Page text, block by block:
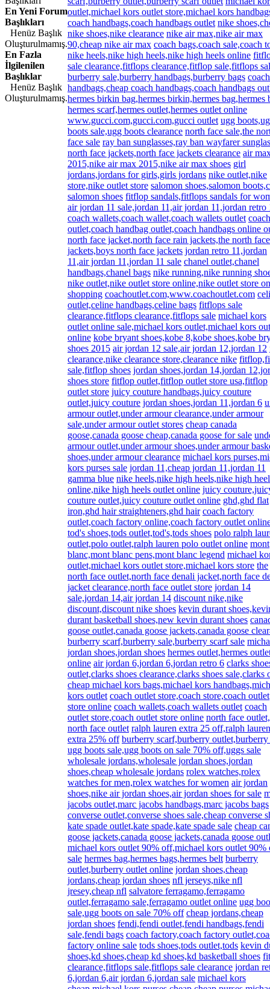
En Yeni Forum
Başlıkları
Henüz Başlık
Oluşturulmamış.
En Fazla
İlgilenilen
Başlıklar
Henüz Başlık
Oluşturulmamış.
outlet,michael kors outlet store,michael kors
coach handbags,coach handbags outlet nike
nike shoes,nike clearance nike air max,nike air max
90,cheap nike air max coach bags,coach sale,coach
nike heels,nike high heels,nike high heels online
sale clearance,fitflops clearance,fitflop sale,fitflops
burberry sale,burberry handbags,burberry bags coach
handbags,cheap coach handbags,coach handbags
hermes birkin bag,hermes birkin,hermes bag,hermes
hermes scarf,hermes outlet,hermes outlet online
www.gucci.com,gucci.com,gucci outlet ugg
boots sale,ugg boots clearance north face sale,the
face sale ray ban sunglasses,ray ban wayfarer
north face jackets,north face jackets clearance air
2015,nike air max 2015,nike air max shoes girl
jordans,jordans for girls,girls jordans nike outlet,nike
store,nike outlet store salomon shoes,salomon
salomon shoes fitflop sandals,fitflops sandals for
air jordan 11 sale,jordan 11,air jordan 11,jordan retro
coach wallets,coach wallet,coach wallets outlet coach
outlet,coach handbag outlet,coach handbags online
north face jacket,north face rain jackets,the north face
jackets,boys north face jackets jordan retro 11,jordan
11,air jordan 11,jordan 11 sale chanel outlet,chanel
handbags,chanel bags nike running,nike running
nike outlet,nike outlet store online,nike outlet store
shopping coachoutlet.com,www.coachoutlet.com
outlet,celine handbags,celine bags fitflops sale
clearance,fitflops clearance,fitflops sale michael kors
outlet online sale,michael kors outlet,michael kors
online kobe bryant shoes,kobe 8,kobe shoes,kobe
shoes 2015 air jordan 12 sale,air jordan 12,jordan 12
clearance,nike clearance store,clearance nike
sale,fitflop shoes jordan shoes,jordan 14,jordan
shoes store fitflop outlet,fitflop outlet store usa,fitflop
outlet store juicy couture handbags,juicy couture
outlet,juicy couture jordan shoes,jordan 11,jordan 6
armour outlet,under armour clearance,under armour
sale,under armour outlet stores cheap canada
goose,canada goose cheap,canada goose for sale
armour outlet,under armour shoes,under armour
shoes,under armour clearance michael kors
kors purses sale jordan 11,cheap jordan 11,jordan 11
gamma blue nike heels,nike high heels,nike high
online,nike high heels outlet online juicy
couture outlet,juicy couture outlet online ghd,ghd flat
iron,ghd hair straighteners,ghd hair coach factory
outlet,coach factory online,coach factory outlet
tod's shoes,tods outlet,tod's,tods shoes polo ralph
outlet,polo outlet,ralph lauren polo outlet online mont
blanc,mont blanc pens,mont blanc legend michael
outlet,michael kors outlet store,michael kors store the
north face outlet,north face denali jacket,north face
jacket clearance,north face outlet store jordan 14
sale,jordan 14,air jordan 14 discount nike,nike
discount,discount nike shoes kevin durant
durant basketball shoes,new kevin durant shoes
goose outlet,canada goose jackets,canada goose
burberry scarf,burberry sale,burberry scarf sale
jordan shoes,jordan shoes hermes outlet,hermes
online air jordan 6,jordan 6,jordan retro 6 clarks
outlet,clarks shoes clearance,clarks shoes sale,clarks
cheap michael kors bags,michael kors
kors outlet coach outlet store,coach store,coach outlet
store online coach wallets,coach wallets outlet coach
outlet store,coach outlet store online north face
north face outlet ralph lauren extra 25 off,ralph lauren
extra 25% off burberry scarf,burberry outlet,burberry
ugg boots sale,ugg boots on sale 70% off,uggs sale
wholesale jordans,wholesale jordan shoes,jordan
shoes,cheap wholesale jordans rolex watches,rolex
watches for men,rolex watches for women air jordan
shoes,nike air jordan shoes,air jordan shoes for sale
jacobs outlet,marc jacobs handbags,marc jacobs bags
converse outlet,converse shoes sale,cheap converse
kate spade outlet,kate spade,kate spade sale cheap
goose jackets,canada goose jackets,canada goose
michael kors outlet 90% off,michael kors outlet 90%
sale hermes bag,hermes bags,hermes belt burberry
outlet,burberry outlet online jordan shoes,cheap
jordans,cheap jordan shoes nfl jerseys,nike nfl
jresey,cheap nfl salvatore ferragamo,ferragamo
outlet,ferragamo sale,ferragamo outlet online ugg
sale,ugg boots on sale 70% off cheap jordans,cheap
jordan shoes fendi,fendi outlet,fendi handbags,fendi
sale,fendi bags coach factory,coach factory
factory online sale tods shoes,tods outlet,tods kevin
shoes,kd shoes,cheap kd shoes,kd basketball shoes
clearance,fitflops sale,fitflops sale clearance jordan
6,jordan 6,air jordan 6,jordan sale michael kors